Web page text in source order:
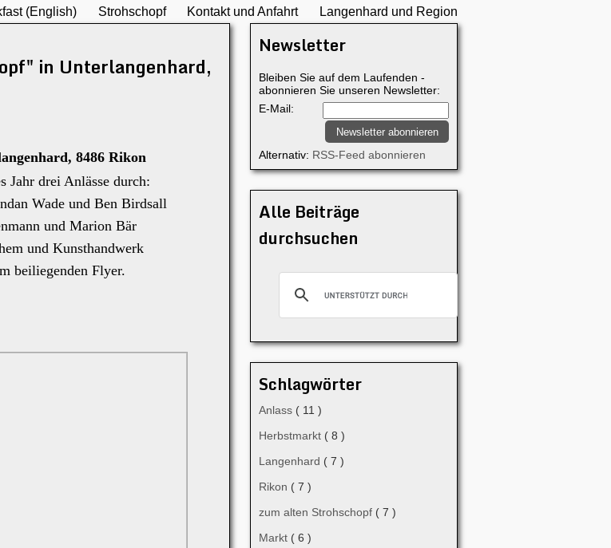
(English) Strohschopf Kontakt und Anfahrt Langenhard und Region
in Unterlangenhard,
8486 Rikon
Jahr drei Anlässe durch:
Wade und Ben Birdsall
und Marion Bär
und Kunsthandwerk
beiliegenden Flyer.
Newsletter
Bleiben Sie auf dem Laufenden -
abonnieren Sie unseren Newsletter:
E-Mail:
Alternativ: RSS-Feed abonnieren
Alle Beiträge
durchsuchen
Schlagwörter
Anlass ( 11 )
Herbstmarkt ( 8 )
Langenhard ( 7 )
Rikon ( 7 )
zum alten Strohschopf ( 7 )
Markt ( 6 )